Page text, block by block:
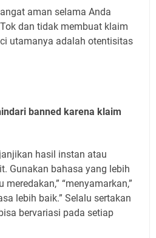
aman selama Anda
dan tidak membuat klaim
utamanya adalah otentisitas
banned karena klaim
hasil instan atau
Gunakan bahasa yang lebih
“menyamarkan,”
lebih baik.” Selalu sertakan
bervariasi pada setiap